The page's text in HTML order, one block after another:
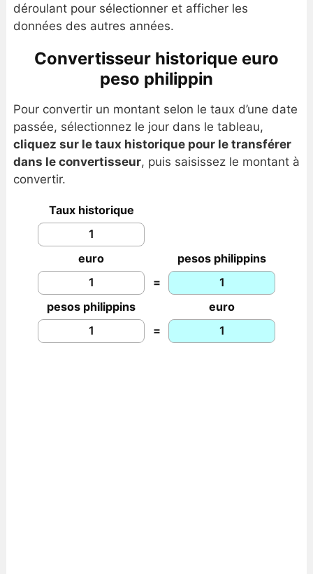
déroulant pour sélectionner et afficher les
données des autres années.
Convertisseur historique euro
peso philippin
Pour convertir un montant selon le taux d’une date
passée, sélectionnez le jour dans le tableau,
cliquez sur le taux historique pour le transférer
dans le convertisseur, puis saisissez le montant à
convertir.
Taux historique
euro
pesos philippins
=
pesos philippins
euro
=